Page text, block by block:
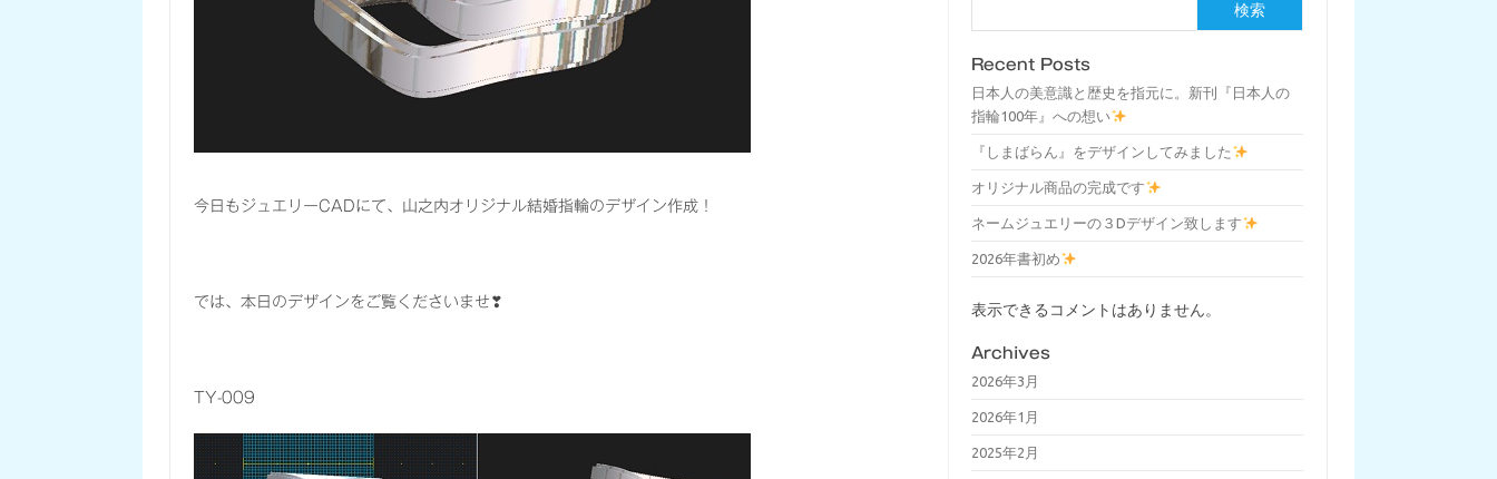
今日もジュエリーCADにて、山之内オリジナル結婚指輪のデザイン作成！
では、本日のデザインをご覧くださいませ❣
TY-009
検索
Recent Posts
日本人の美意識と歴史を指元に。新刊『日本人の
指輪100年』への想い
『しまばらん』をデザインしてみました
オリジナル商品の完成です
ネームジュエリーの３Dデザイン致します
2026年書初め
表示できるコメントはありません。
Archives
2026年3月
2026年1月
2025年2月